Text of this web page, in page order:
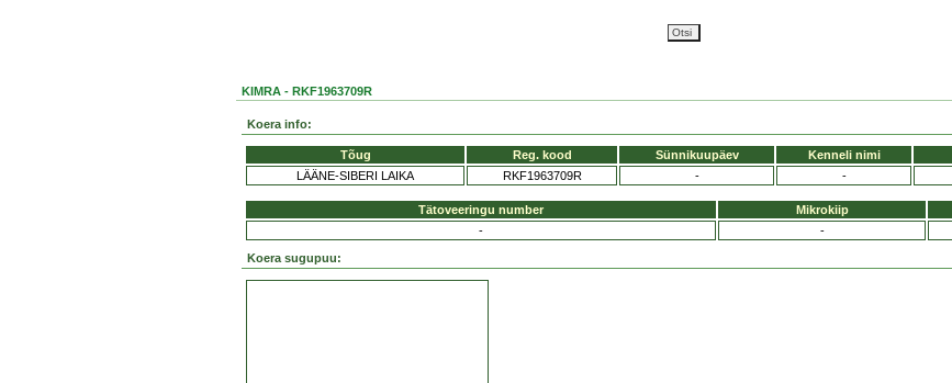
KIMRA - RKF1963709R
Koera info:
Tõug Reg. kood Sünnikuupäev Kenneli nimi
LÄÄNE-SIBERI LAIKA
RKF1963709R - -
Tätoveeringu number Mikrokiip
-
-
Koera sugupuu: